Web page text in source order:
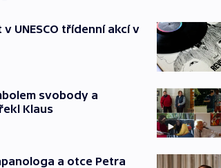
UNESCO třídenní akcí v
svobody a
Klaus
a otce Petra